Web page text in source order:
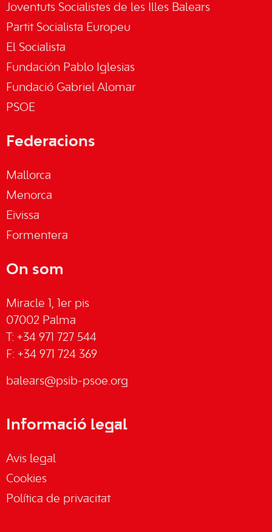
Joventuts Socialistes de les Illes Balears
Partit Socialista Europeu
El Socialista
Fundación Pablo Iglesias
Fundació Gabriel Alomar
PSOE
Federacions
Mallorca
Menorca
Eivissa
Formentera
On som
Miracle 1, 1er pis
07002 Palma
T: +34 971 727 544
F: +34 971 724 369
balears@psib-psoe.org
Informació legal
Avis legal
Cookies
Política de privacitat